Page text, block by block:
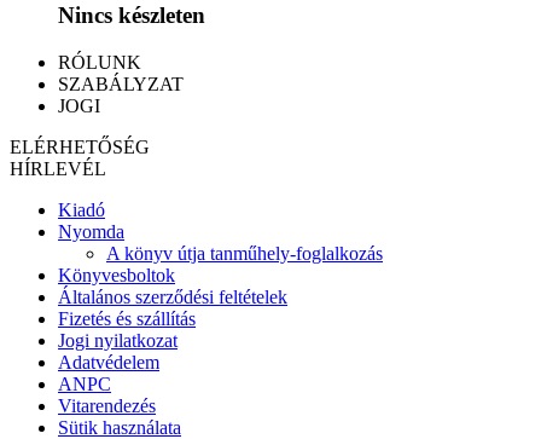
Nincs készleten
RÓLUNK
SZABÁLYZAT
JOGI
ELÉRHETŐSÉG
HÍRLEVÉL
Kiadó
Nyomda
A könyv útja tanműhely-foglalkozás
Könyvesboltok
Általános szerződési feltételek
Fizetés és szállítás
Jogi nyilatkozat
Adatvédelem
ANPC
Vitarendezés
Sütik használata